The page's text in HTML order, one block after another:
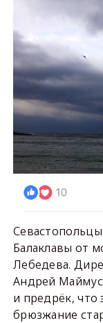
Балаклавы от
Лебедева.
Андрей
и предрёк, что
брюзжание